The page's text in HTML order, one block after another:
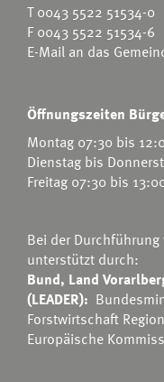
T0043 5522 51534-0
F 0043 5522 51534-6
E-Mail an das
Öffnungszeiten
Montag 07:30 bis
Dienstag bis
Freitag 07:30 bis
Bei der Durchführung
unterstützt durch:
Bund, Land
(LEADER):
Forstwirtschaft
Europäische